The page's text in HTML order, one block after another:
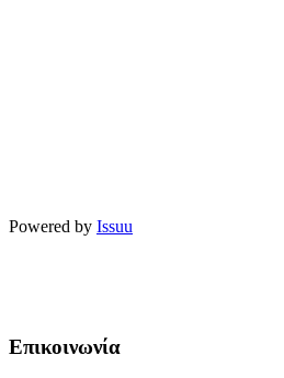
Powered by Issuu
Επικοινωνία